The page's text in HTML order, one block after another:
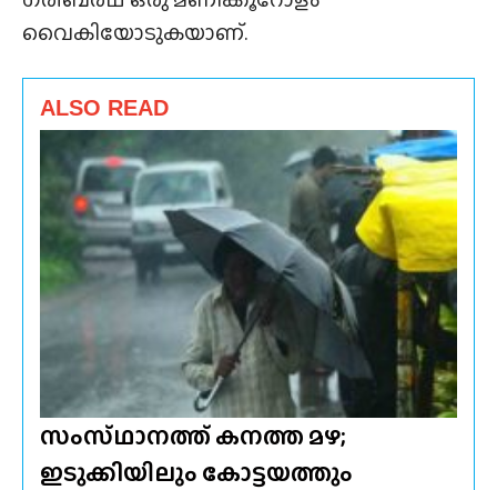
വൈകിയോടുകയാണ്.
ALSO READ
സംസ്‌ഥാനത്ത്‌ കനത്ത മഴ;
ഇടുക്കിയിലും കോട്ടയത്തും